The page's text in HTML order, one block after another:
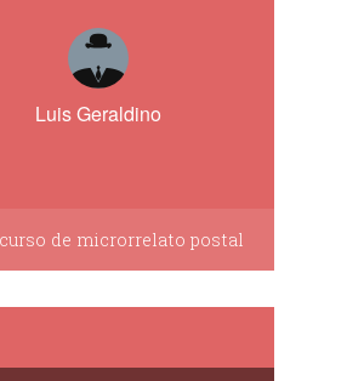
Luis Geraldino
de microrrelato postal